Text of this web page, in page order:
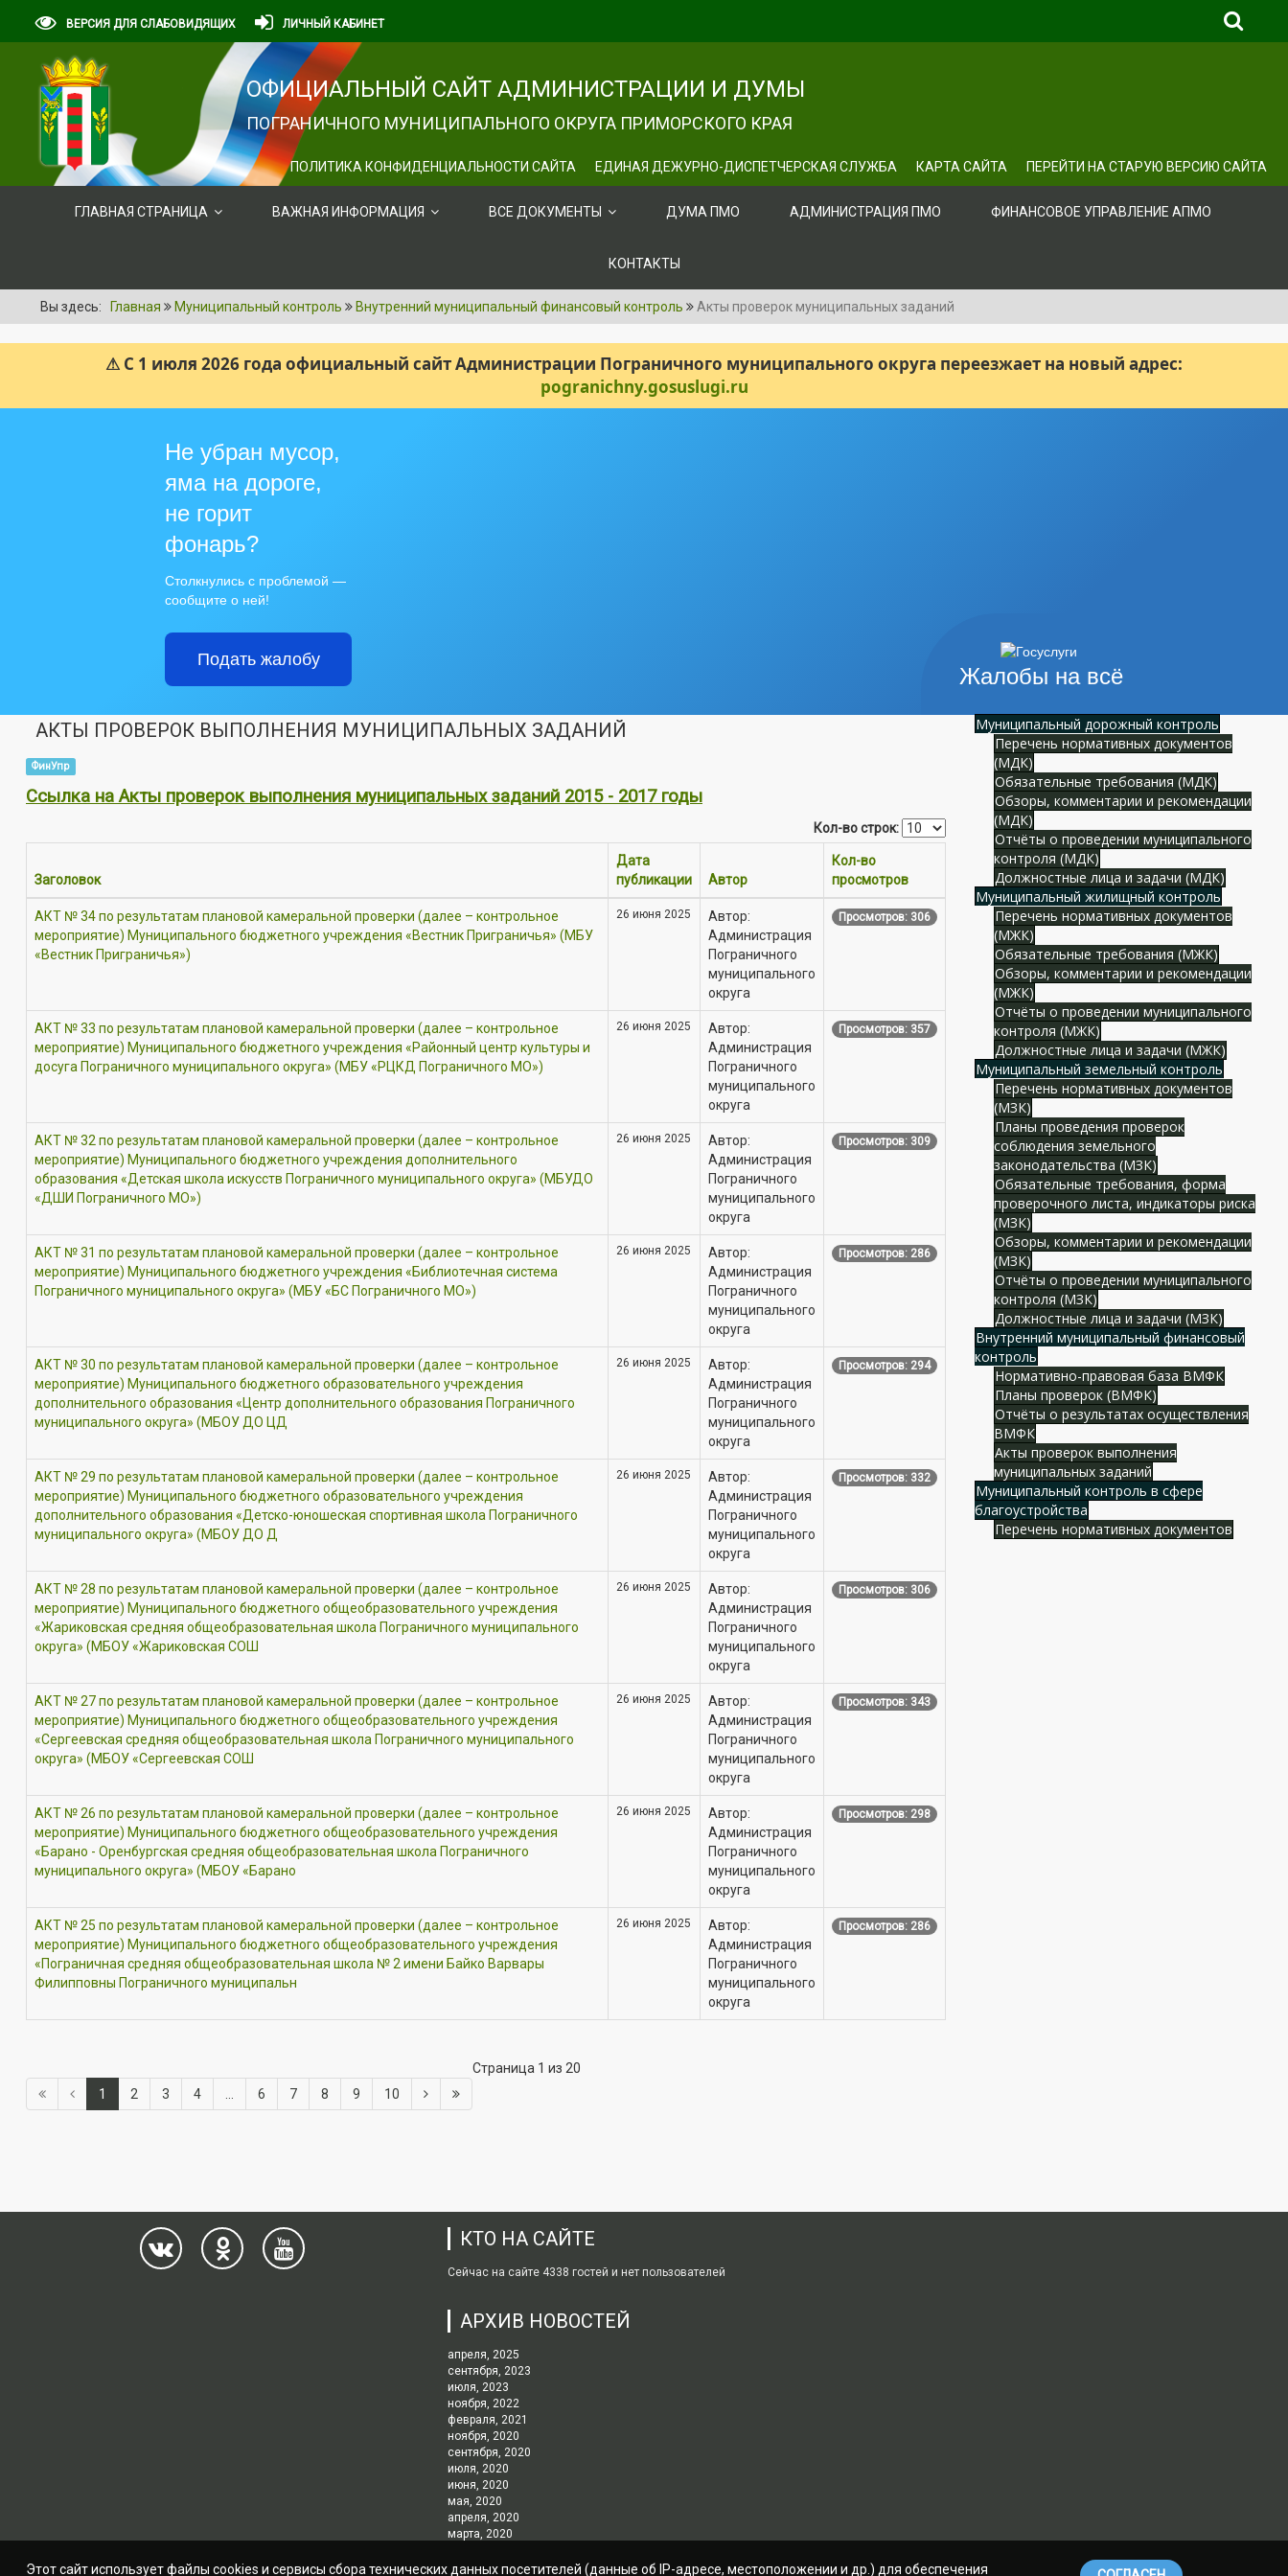
ВЕРСИЯ ДЛЯ СЛАБОВИДЯЩИХ ЛИЧНЫЙ КАБИНЕТ
ОФИЦИАЛЬНЫЙ САЙТ АДМИНИСТРАЦИИ И ДУМЫ
ПОГРАНИЧНОГО МУНИЦИПАЛЬНОГО ОКРУГА ПРИМОРСКОГО КРАЯ
ПОЛИТИКА КОНФИДЕНЦИАЛЬНОСТИ САЙТА ЕДИНАЯ ДЕЖУРНО-ДИСПЕТЧЕРСКАЯ СЛУЖБА КАРТА САЙТА ПЕРЕЙТИ НА СТАРУЮ ВЕРСИЮ САЙТА
ГЛАВНАЯ СТРАНИЦА ВАЖНАЯ ИНФОРМАЦИЯ ВСЕ ДОКУМЕНТЫ ДУМА ПМО АДМИНИСТРАЦИЯ ПМО ФИНАНСОВОЕ УПРАВЛЕНИЕ АПМО
КОНТАКТЫ
Вы здесь: Главная Муниципальный контроль Внутренний муниципальный финансовый контроль Акты проверок муниципальных заданий
⚠ С 1 июля 2026 года официальный сайт Администрации Пограничного муниципального округа переезжает на новый адрес:
pogranichny.gosuslugi.ru
Жалобы на всё
Не убран мусор,
яма на дороге,
не горит
фонарь?
Столкнулись с проблемой —
сообщите о ней!
Подать жалобу
АКТЫ ПРОВЕРОК ВЫПОЛНЕНИЯ МУНИЦИПАЛЬНЫХ ЗАДАНИЙ
ФинУпр
Ссылка на Акты проверок выполнения муниципальных заданий 2015 - 2017 годы
Кол-во строк:
Заголовок
Дата
публикации
Автор
Кол-во
просмотров
АКТ № 34 по результатам плановой камеральной проверки (далее – контрольное
мероприятие) Муниципального бюджетного учреждения «Вестник Приграничья» (МБУ
«Вестник Приграничья»)
26 июня 2025
Автор:
Администрация
Пограничного
муниципального
округа
Просмотров: 306
АКТ № 33 по результатам плановой камеральной проверки (далее – контрольное
мероприятие) Муниципального бюджетного учреждения «Районный центр культуры и
досуга Пограничного муниципального округа» (МБУ «РЦКД Пограничного МО»)
26 июня 2025
Автор:
Администрация
Пограничного
муниципального
округа
Просмотров: 357
АКТ № 32 по результатам плановой камеральной проверки (далее – контрольное
мероприятие) Муниципального бюджетного учреждения дополнительного
образования «Детская школа искусств Пограничного муниципального округа» (МБУДО
«ДШИ Пограничного МО»)
26 июня 2025
Автор:
Администрация
Пограничного
муниципального
округа
Просмотров: 309
АКТ № 31 по результатам плановой камеральной проверки (далее – контрольное
мероприятие) Муниципального бюджетного учреждения «Библиотечная система
Пограничного муниципального округа» (МБУ «БС Пограничного МО»)
26 июня 2025
Автор:
Администрация
Пограничного
муниципального
округа
Просмотров: 286
АКТ № 30 по результатам плановой камеральной проверки (далее – контрольное
мероприятие) Муниципального бюджетного образовательного учреждения
дополнительного образования «Центр дополнительного образования Пограничного
муниципального округа» (МБОУ ДО ЦД
26 июня 2025
Автор:
Администрация
Пограничного
муниципального
округа
Просмотров: 294
АКТ № 29 по результатам плановой камеральной проверки (далее – контрольное
мероприятие) Муниципального бюджетного образовательного учреждения
дополнительного образования «Детско-юношеская спортивная школа Пограничного
муниципального округа» (МБОУ ДО Д
26 июня 2025
Автор:
Администрация
Пограничного
муниципального
округа
Просмотров: 332
АКТ № 28 по результатам плановой камеральной проверки (далее – контрольное
мероприятие) Муниципального бюджетного общеобразовательного учреждения
«Жариковская средняя общеобразовательная школа Пограничного муниципального
округа» (МБОУ «Жариковская СОШ
26 июня 2025
Автор:
Администрация
Пограничного
муниципального
округа
Просмотров: 306
АКТ № 27 по результатам плановой камеральной проверки (далее – контрольное
мероприятие) Муниципального бюджетного общеобразовательного учреждения
«Сергеевская средняя общеобразовательная школа Пограничного муниципального
округа» (МБОУ «Сергеевская СОШ
26 июня 2025
Автор:
Администрация
Пограничного
муниципального
округа
Просмотров: 343
АКТ № 26 по результатам плановой камеральной проверки (далее – контрольное
мероприятие) Муниципального бюджетного общеобразовательного учреждения
«Барано - Оренбургская средняя общеобразовательная школа Пограничного
муниципального округа» (МБОУ «Барано
26 июня 2025
Автор:
Администрация
Пограничного
муниципального
округа
Просмотров: 298
АКТ № 25 по результатам плановой камеральной проверки (далее – контрольное
мероприятие) Муниципального бюджетного общеобразовательного учреждения
«Пограничная средняя общеобразовательная школа № 2 имени Байко Варвары
Филипповны Пограничного муниципальн
26 июня 2025
Автор:
Администрация
Пограничного
муниципального
округа
Просмотров: 286
Страница 1 из 20
1
2 3 4 6 7 8 9 10
Муниципальный дорожный контроль
Перечень нормативных документов
(МДК)
Обязательные требования (МДК)
Обзоры, комментарии и рекомендации
(МДК)
Отчёты о проведении муниципального
контроля (МДК)
Должностные лица и задачи (МДК)
Муниципальный жилищный контроль
Перечень нормативных документов
(МЖК)
Обязательные требования (МЖК)
Обзоры, комментарии и рекомендации
(МЖК)
Отчёты о проведении муниципального
контроля (МЖК)
Должностные лица и задачи (МЖК)
Муниципальный земельный контроль
Перечень нормативных документов
(МЗК)
Планы проведения проверок
соблюдения земельного
законодательства (МЗК)
Обязательные требования, форма
проверочного листа, индикаторы риска
(МЗК)
Обзоры, комментарии и рекомендации
(МЗК)
Отчёты о проведении муниципального
контроля (МЗК)
Должностные лица и задачи (МЗК)
Внутренний муниципальный финансовый
контроль
Нормативно-правовая база ВМФК
Планы проверок (ВМФК)
Отчёты о результатах осуществления
ВМФК
Акты проверок выполнения
муниципальных заданий
Муниципальный контроль в сфере
благоустройства
Перечень нормативных документов
КТО НА САЙТЕ
Сейчас на сайте 4338 гостей и нет пользователей
АРХИВ НОВОСТЕЙ
апреля, 2025
сентября, 2023
июля, 2023
ноября, 2022
февраля, 2021
ноября, 2020
сентября, 2020
июля, 2020
июня, 2020
мая, 2020
апреля, 2020
марта, 2020
Этот сайт использует файлы cookies и сервисы сбора технических данных посетителей (данные об IP-адресе, местоположении и др.) для обеспечения